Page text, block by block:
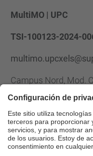
MultiMO | UPC
TSI-100123-2024-
Campus Nord, Mod.
C/ Jordi Girona 1-3,
Formulario de